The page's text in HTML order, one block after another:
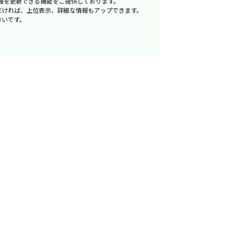
れば、上位表示、詳細な情報もアップできます。
です。